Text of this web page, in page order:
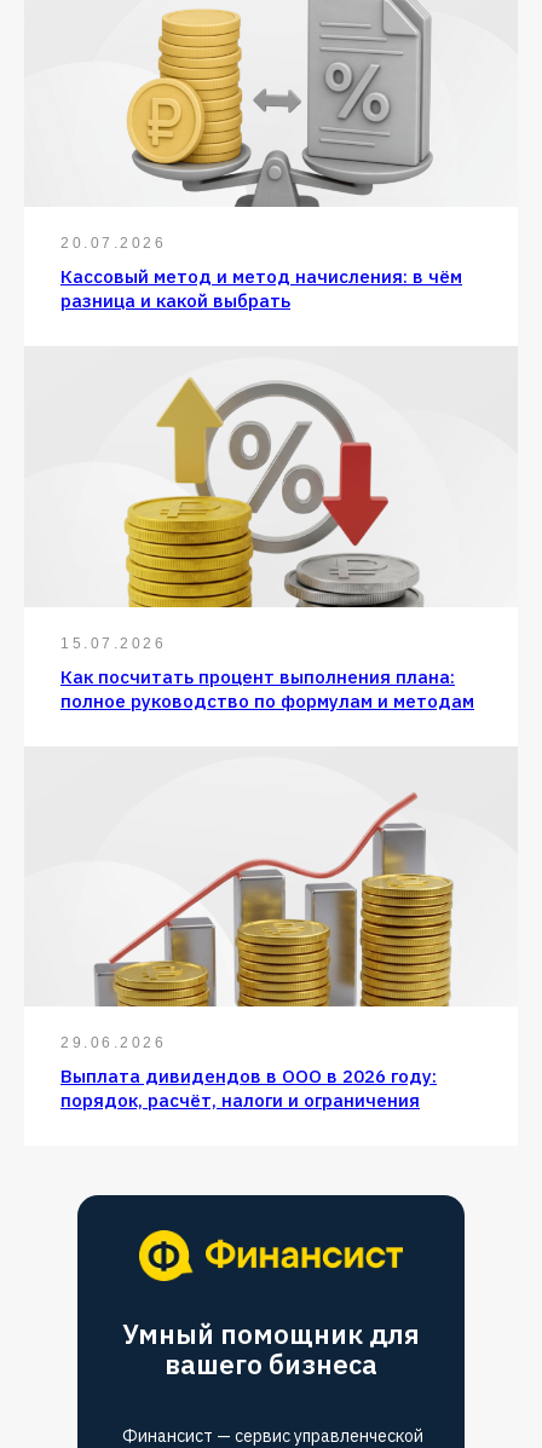
20.07.2026
Кассовый метод и метод начисления: в чём
разница и какой выбрать
15.07.2026
Как посчитать процент выполнения плана:
полное руководство по формулам и методам
29.06.2026
Выплата дивидендов в ООО в 2026 году:
порядок, расчёт, налоги и ограничения
Умный помощник для
вашего бизнеса
Финансист — сервис управленческой